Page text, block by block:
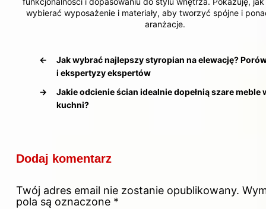
wybierać wyposażenie i materiały, aby tworzyć spójne i
aranżacje.
←
Jak wybrać najlepszy styropian na elewację?
i ekspertyzy ekspertów
→
Jakie odcienie ścian idealnie dopełnią szare meble
kuchni?
Dodaj komentarz
Twój adres email nie zostanie opublikowany.
pola są oznaczone *